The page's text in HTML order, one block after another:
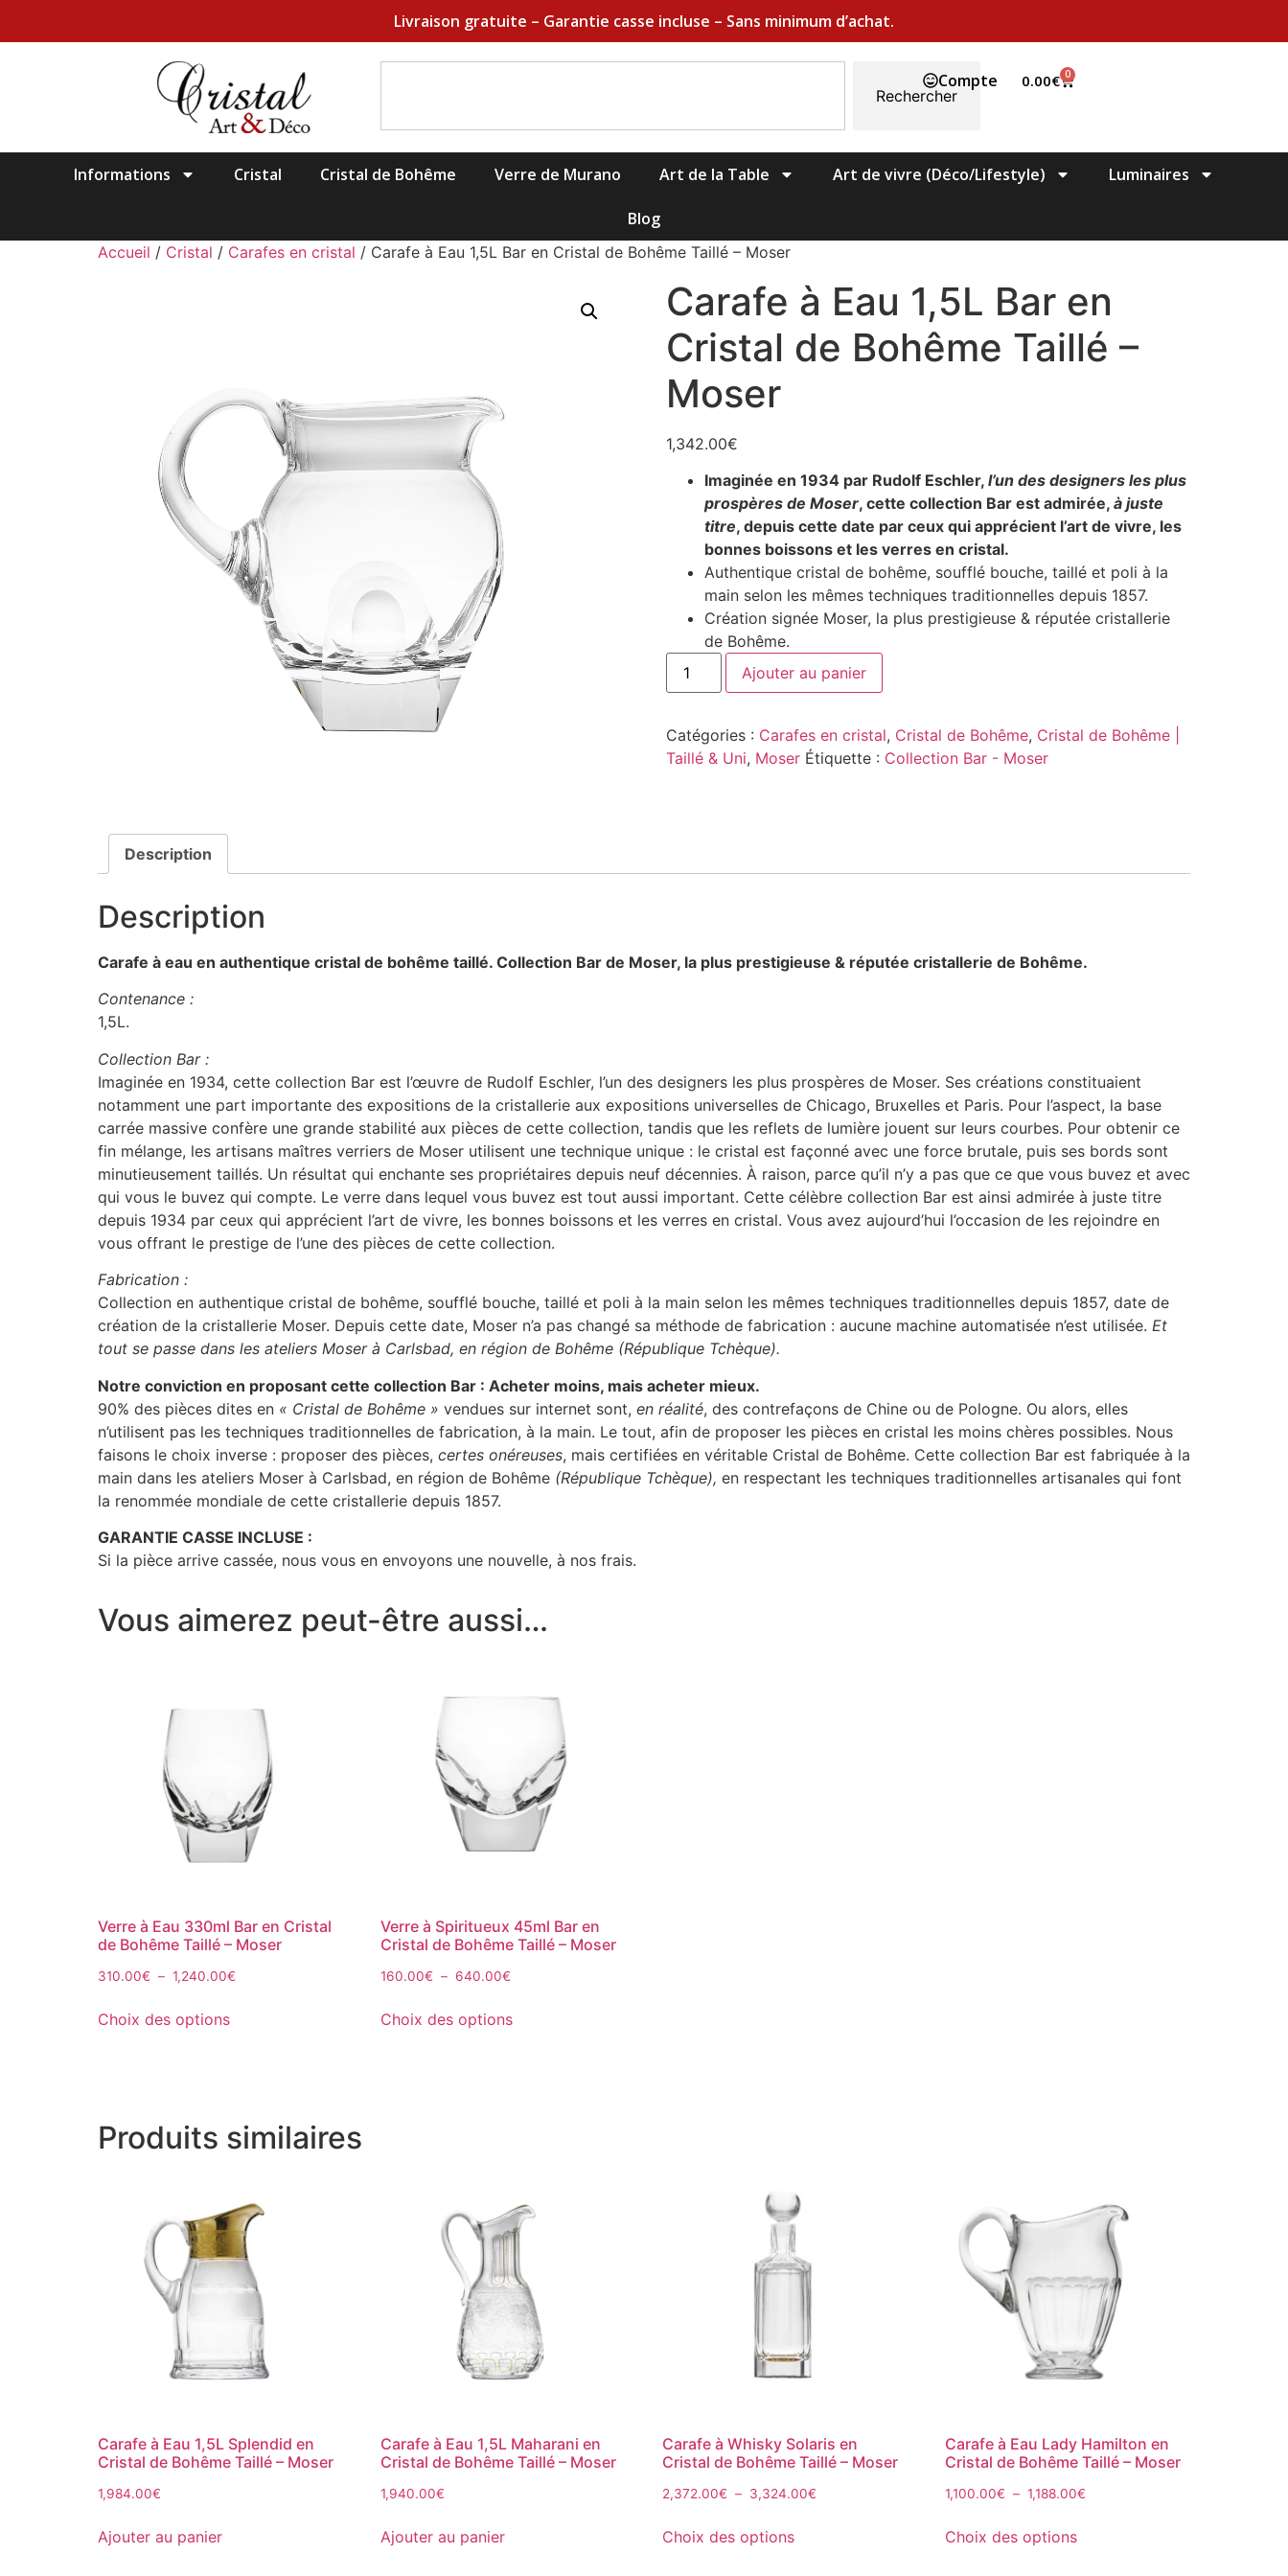
Livraison gratuite – Garantie casse incluse – Sans minimum d’achat.
Rechercher
Compte 0.00€ 0
Informations Cristal Cristal de Bohême Verre de Murano Art de la Table Art de vivre (Déco/Lifestyle) Luminaires
Blog
Accueil / Cristal / Carafes en cristal / Carafe à Eau 1,5L Bar en Cristal de Bohême Taillé – Moser
Carafe à Eau 1,5L Bar en
Cristal de Bohême Taillé –
Moser
1,342.00€
Imaginée en 1934 par Rudolf Eschler, l’un des designers les plus
prospères de Moser, cette collection Bar est admirée, à juste
titre, depuis cette date par ceux qui apprécient l’art de vivre, les
bonnes boissons et les verres en cristal.
Authentique cristal de bohême, soufflé bouche, taillé et poli à la
main selon les mêmes techniques traditionnelles depuis 1857.
Création signée Moser, la plus prestigieuse & réputée cristallerie
de Bohême.
Ajouter au panier
Catégories : Carafes en cristal, Cristal de Bohême, Cristal de Bohême |
Taillé & Uni, Moser Étiquette : Collection Bar - Moser
Description
Description
Carafe à eau en authentique cristal de bohême taillé. Collection Bar de Moser, la plus prestigieuse & réputée cristallerie de Bohême.
Contenance :
1,5L.
Collection Bar :
Imaginée en 1934, cette collection Bar est l’œuvre de Rudolf Eschler, l’un des designers les plus prospères de Moser. Ses créations constituaient
notamment une part importante des expositions de la cristallerie aux expositions universelles de Chicago, Bruxelles et Paris. Pour l’aspect, la base
carrée massive confère une grande stabilité aux pièces de cette collection, tandis que les reflets de lumière jouent sur leurs courbes. Pour obtenir ce
fin mélange, les artisans maîtres verriers de Moser utilisent une technique unique : le cristal est façonné avec une force brutale, puis ses bords sont
minutieusement taillés. Un résultat qui enchante ses propriétaires depuis neuf décennies. À raison, parce qu’il n’y a pas que ce que vous buvez et avec
qui vous le buvez qui compte. Le verre dans lequel vous buvez est tout aussi important. Cette célèbre collection Bar est ainsi admirée à juste titre
depuis 1934 par ceux qui apprécient l’art de vivre, les bonnes boissons et les verres en cristal. Vous avez aujourd’hui l’occasion de les rejoindre en
vous offrant le prestige de l’une des pièces de cette collection.
Fabrication :
Collection en authentique cristal de bohême, soufflé bouche, taillé et poli à la main selon les mêmes techniques traditionnelles depuis 1857, date de
création de la cristallerie Moser. Depuis cette date, Moser n’a pas changé sa méthode de fabrication : aucune machine automatisée n’est utilisée. Et
tout se passe dans les ateliers Moser à Carlsbad, en région de Bohême (République Tchèque).
Notre conviction en proposant cette collection Bar : Acheter moins, mais acheter mieux.
90% des pièces dites en « Cristal de Bohême » vendues sur internet sont, en réalité, des contrefaçons de Chine ou de Pologne. Ou alors, elles
n’utilisent pas les techniques traditionnelles de fabrication, à la main. Le tout, afin de proposer les pièces en cristal les moins chères possibles. Nous
faisons le choix inverse : proposer des pièces, certes onéreuses, mais certifiées en véritable Cristal de Bohême. Cette collection Bar est fabriquée à la
main dans les ateliers Moser à Carlsbad, en région de Bohême (République Tchèque), en respectant les techniques traditionnelles artisanales qui font
la renommée mondiale de cette cristallerie depuis 1857.
GARANTIE CASSE INCLUSE :
Si la pièce arrive cassée, nous vous en envoyons une nouvelle, à nos frais.
Vous aimerez peut-être aussi…
Verre à Eau 330ml Bar en Cristal
de Bohême Taillé – Moser
310.00€ – 1,240.00€
Choix des options
Verre à Spiritueux 45ml Bar en
Cristal de Bohême Taillé – Moser
160.00€ – 640.00€
Choix des options
Produits similaires
Carafe à Eau 1,5L Splendid en
Cristal de Bohême Taillé – Moser
1,984.00€
Ajouter au panier
Carafe à Eau 1,5L Maharani en
Cristal de Bohême Taillé – Moser
1,940.00€
Ajouter au panier
Carafe à Whisky Solaris en
Cristal de Bohême Taillé – Moser
2,372.00€ – 3,324.00€
Choix des options
Carafe à Eau Lady Hamilton en
Cristal de Bohême Taillé – Moser
1,100.00€ – 1,188.00€
Choix des options